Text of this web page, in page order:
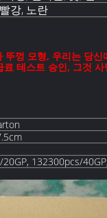
강, 노란
껑 모형, 우리는 당
료 테스트 승인, 그것
132300pcs/